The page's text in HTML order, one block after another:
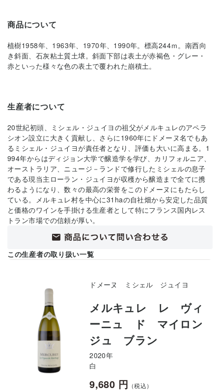
商品について
植樹1958年、1963年、1970年、1990年。標高244ｍ。南西向
き斜面、石灰粘土質土壌。斜面下部は表土が赤褐色・グレー・
赤といった様々な色の表土で覆われた崩積土。
生産者について
20世紀初頭、ミシェル・ジュイヨの祖父がメルキュレのアペラ
シオン設立に大きく貢献し、さらに1960年にドメーヌ名でもあ
るミシェル・ジュイヨが責任者となり、評価も大いに高まる。1
994年からはディジョン大学で醸造学を学び、カリフォルニア、
オーストラリア、ニュージ－ランドで修行したミシェルの息子
である現当主ローラン・ジュイヨが収穫から醸造まで全てに携
わるようになり、数々の最高の栄誉をこのドメーヌにもたらし
ている。メルキュレ村を中心に31haの自社畑から安定した品質
と価格のワインを手掛ける生産者として特にフランス国内レス
トラン市場での信頼が厚い。
この生産者の取り扱い一覧
ドメーヌ ミシェル ジュイヨ
メルキュレ レ ヴィ
ーニュ ド マイロン
ジュ ブラン
2020年
白
9,680 円 （税込）